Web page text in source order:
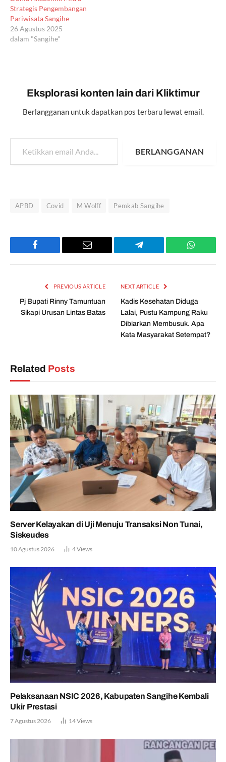
Strategis Pengembangan
Pariwisata Sangihe
26 Agustus 2025
dalam "Sangihe"
Eksplorasi konten lain dari Kliktimur
Berlangganan untuk dapatkan pos terbaru lewat email.
Ketikkan email Anda...
BERLANGGANAN
APBD Covid M Wolff Pemkab Sangihe
Facebook Email Telegram
PREVIOUS ARTICLE
Pj Bupati Rinny Tamuntuan
Sikapi Urusan Lintas Batas
NEXT ARTICLE
Kadis Kesehatan Diduga
Lalai, Pustu Kampung Raku
Dibiarkan Membusuk. Apa
Kata Masyarakat Setempat?
Related Posts
Server Kelayakan di Uji Menuju Transaksi Non Tunai,
Siskeudes
10 Agustus 2026 4Views
Pelaksanaan NSIC 2026, Kabupaten Sangihe Kembali
Ukir Prestasi
7 Agustus 2026 14Views